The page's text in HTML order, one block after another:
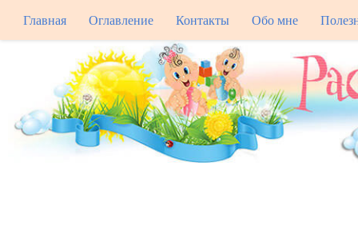
Главная Оглавление Контакты Обо мне